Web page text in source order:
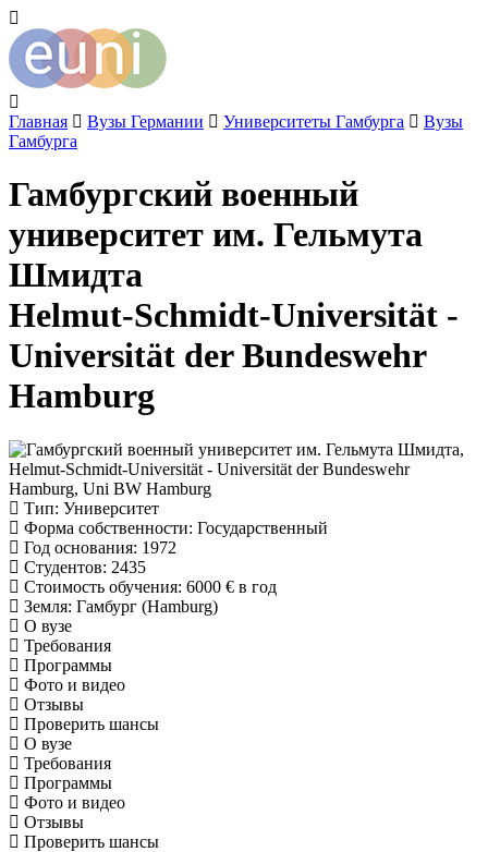
Главная Вузы Германии Университеты Гамбурга
Вузы
Гамбурга
Гамбургский военный
университет им. Гельмута
Шмидта
Helmut-Schmidt-Universität -
Universität der Bundeswehr
Hamburg
Тип: Университет
Форма собственности: Государственный
Год основания: 1972
Студентов: 2435
Стоимость обучения: 6000 € в год
Земля: Гамбург (Hamburg)
О вузе
Требования
Программы
Фото и видео
Отзывы
Проверить шансы
О вузе
Требования
Программы
Фото и видео
Отзывы
Проверить шансы